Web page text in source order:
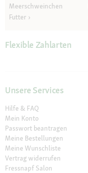
Meerschweinchen
Futter
Flexible Zahlarten
Unsere Services
Hilfe & FAQ
Mein Konto
Passwort beantragen
Meine Bestellungen
Meine Wunschliste
Vertrag widerrufen
Fressnapf Salon